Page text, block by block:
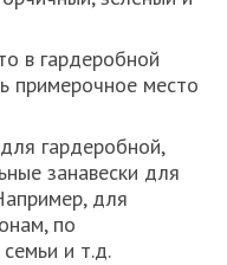
в гардеробной
примерочное место
гардеробной,
занавески для
для
по
и т.д.